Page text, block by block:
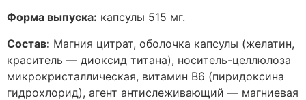
Форма выпуска: капсулы 515 мг.
Состав: Магния цитрат, оболочка капсулы (желатин,
краситель — диоксид титана), носитель-целлюлоза
микрокристаллическая, витамин В6 (пиридоксина
гидрохлорид), агент антислеживающий — магниевая